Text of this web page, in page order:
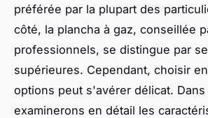
préférée par la plupart des
côté, la plancha à gaz, conseillée
professionnels, se distingue par
supérieures. Cependant, choisir
options peut s'avérer délicat.
examinerons en détail les